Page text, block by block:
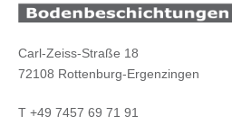
Carl-Zeiss-Straße 18
72108 Rottenburg-Ergenzingen
T +49 7457 69 71 91